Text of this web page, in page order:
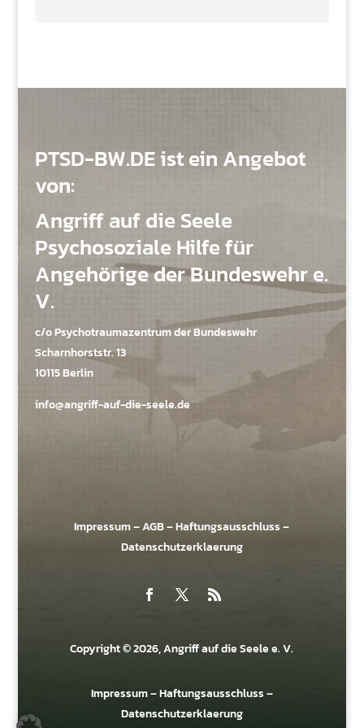
PTSD-BW.DE ist ein Angebot
von:
Angriff auf die Seele
Psychosoziale Hilfe für
Angehörige der Bundeswehr e.
V.
c/o Psychotraumazentrum der Bundeswehr
Scharnhorststr. 13
10115 Berlin
info@angriff-auf-die-seele.de
Impressum–AGB–Haftungsausschluss–
Datenschutzerklaerung
Copyright © 2026, Angriff auf die Seele e. V.
Impressum–Haftungsausschluss–
Datenschutzerklaerung